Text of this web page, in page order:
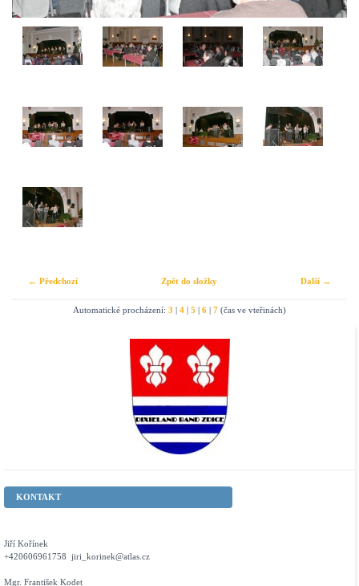
← Předchozí Další →
Zpět do složky
Automatické procházení: 3 | 4 | 5 | 6 | 7 (čas ve vteřinách)
KONTAKT
Jiří Kořínek
+420606961758 jiri_korinek@atlas.cz
Mgr. František Kodet